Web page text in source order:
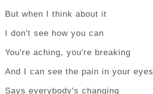
But when I think about it
I don't see how you can
You're aching, you're breaking
And I can see the pain in your eyes
Says everybody's changing